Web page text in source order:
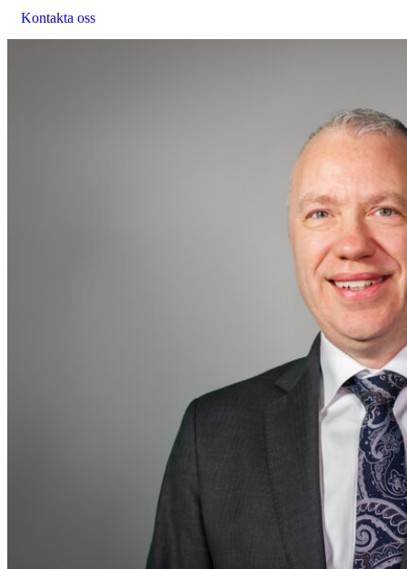
Kontakta oss